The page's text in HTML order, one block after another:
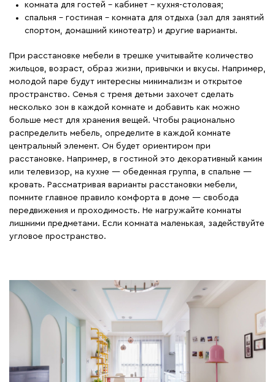
комната для гостей – кабинет – кухня-столовая;
спальня – гостиная – комната для отдыха (зал для занятий
спортом, домашний кинотеатр) и другие варианты.
При расстановке мебели в трешке учитывайте количество
жильцов, возраст, образ жизни, привычки и вкусы. Например,
молодой паре будут интересны минимализм и открытое
пространство. Семья с тремя детьми захочет сделать
несколько зон в каждой комнате и добавить как можно
больше мест для хранения вещей. Чтобы рационально
распределить мебель, определите в каждой комнате
центральный элемент. Он будет ориентиром при
расстановке. Например, в гостиной это декоративный камин
или телевизор, на кухне — обеденная группа, в спальне —
кровать. Рассматривая варианты расстановки мебели,
помните главное правило комфорта в доме — свобода
передвижения и проходимость. Не нагружайте комнаты
лишними предметами. Если комната маленькая, задействуйте
угловое пространство.